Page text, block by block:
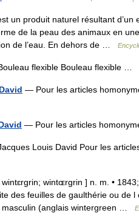
un produit naturel résultant d’un
de la peau des animaux en
de l’eau. En dehors de …
flexible Bouleau flexible …
— Pour les articles
— Pour les articles
Louis David Pour les
wintɶrgrin ] n. m. •
des feuilles de gaulthérie ou de
masculin (anglais wintergreen …